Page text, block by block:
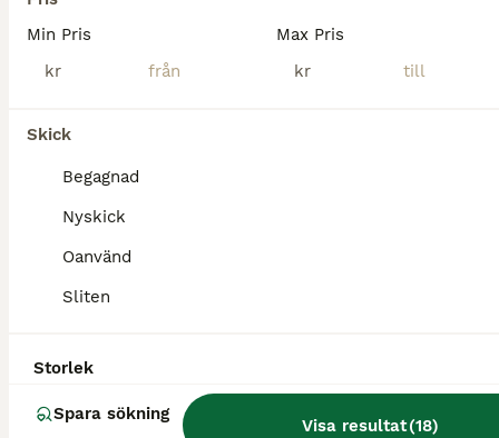
Min Pris
kr
Max Pris
kr
Skick
Begagnad
Nyskick
Oanvänd
Sliten
Storlek
Spara sökning
Visa resultat(18)